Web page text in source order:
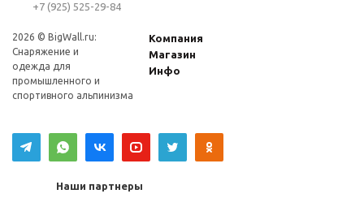
+7 (925) 525-29-84
2026 © BigWall.ru:
Снаряжение и
одежда для
промышленного и
спортивного альпинизма
Компания
Магазин
Инфо
Наши партнеры